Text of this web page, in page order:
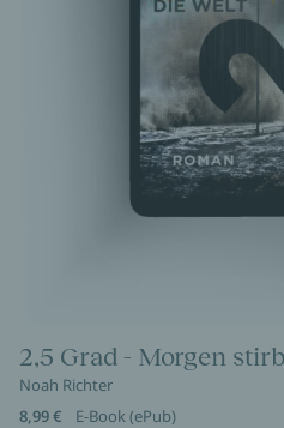
2,5 Grad - Morgen
Noah Richter
8,99 €
E-Book (ePub)